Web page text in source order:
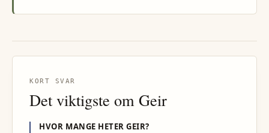
KORT SVAR
Det viktigste om Geir
HVOR MANGE HETERGEIR?